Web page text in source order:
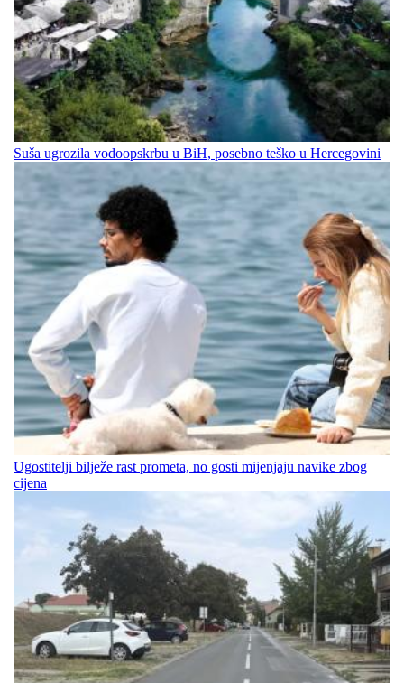
Suša ugrozila vodoopskrbu u BiH, posebno teško u Hercegovini
Ugostitelji bilježe rast prometa, no gosti mijenjaju navike zbog
cijena